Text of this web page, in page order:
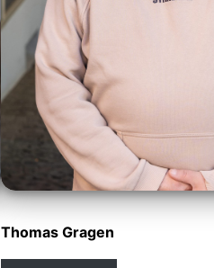
Thomas Gragen